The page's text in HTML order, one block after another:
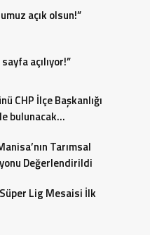
açık olsun!”
açılıyor!”
CHP İlçe Başkanlığı
bulunacak…
Tarımsal
Değerlendirildi
Lig Mesaisi İlk